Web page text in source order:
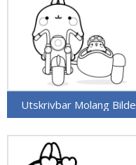
Utskrivbar Molang Bilde